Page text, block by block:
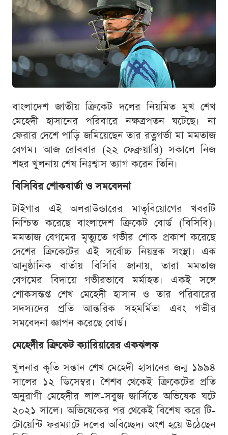
বাংলাদেশ জাতীয় ক্রিকেট দলের নিয়মিত মুখ শেখ
মেহেদী হাসানের পরিবারে নক্ষত্রপতন ঘটেছে। না
ফেরার দেশে পাড়ি জমিয়েছেন তার রত্নগর্ভা মা মমতাজ
বেগম। আজ রোববার (২২ ফেব্রুয়ারি) সকালে নিজ
শহর খুলনায় শেষ নিঃশ্বাস ত্যাগ করেন তিনি।
বিসিবির শোকবার্তা ও সমবেদনা
টাইগার এই অলরাউন্ডারের মাতৃবিয়োগের খবরটি
নিশ্চিত করেছে বাংলাদেশ ক্রিকেট বোর্ড (বিসিবি)।
মমতাজ বেগমের মৃত্যুতে গভীর শোক প্রকাশ করেছে
দেশের ক্রিকেটের এই সর্বোচ্চ নিয়ন্ত্রক সংস্থা। এক
আনুষ্ঠানিক বার্তায় বিসিবি জানায়, তারা মমতাজ
বেগমের বিদায়ে গভীরভাবে মর্মাহত। একই সঙ্গে
শোকসন্তপ্ত শেখ মেহেদী হাসান ও তার পরিবারের
সদস্যদের প্রতি আন্তরিক সহমর্মিতা এবং গভীর
সমবেদনা জ্ঞাপন করেছে বোর্ড।
মেহেদীর ক্রিকেট ক্যারিয়ারের একঝলক
খুলনার কৃতি সন্তান শেখ মেহেদী হাসানের জন্ম ১৯৯৪
সালের ১২ ডিসেম্বর। শৈশব থেকেই ক্রিকেটের প্রতি
অনুরাগী মেহেদীর লাল-সবুজ জার্সিতে অভিষেক ঘটে
২০২১ সালে। অভিষেকের পর থেকেই বিশেষ করে টি-
টোয়েন্টি ফরম্যাটে দলের অবিচ্ছেদ্য অংশ হয়ে উঠেছেন